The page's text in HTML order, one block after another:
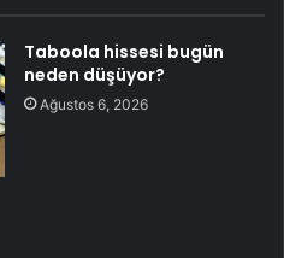
Taboola hissesi bugün
neden düşüyor?
Ağustos 6, 2026